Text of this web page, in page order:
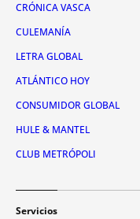
CRÓNICA VASCA
CULEMANÍA
LETRA GLOBAL
ATLÁNTICO HOY
CONSUMIDOR GLOBAL
HULE & MANTEL
CLUB METRÓPOLI
Servicios